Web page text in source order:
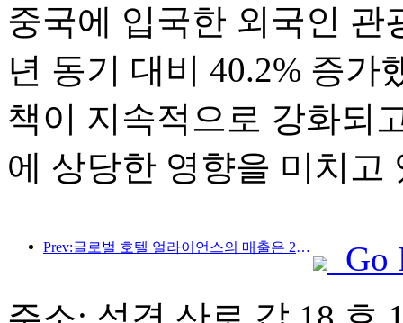
중국에 입국한 외국인 관
년 동기 대비 40.2% 증가
책이 지속적으로 강화되
에 상당한 영향을 미치고
Prev:글로벌 호텔 얼라이언스의 매출은 2025년 1분기에 15% 성장할 것으로 예상됩니다.
Go